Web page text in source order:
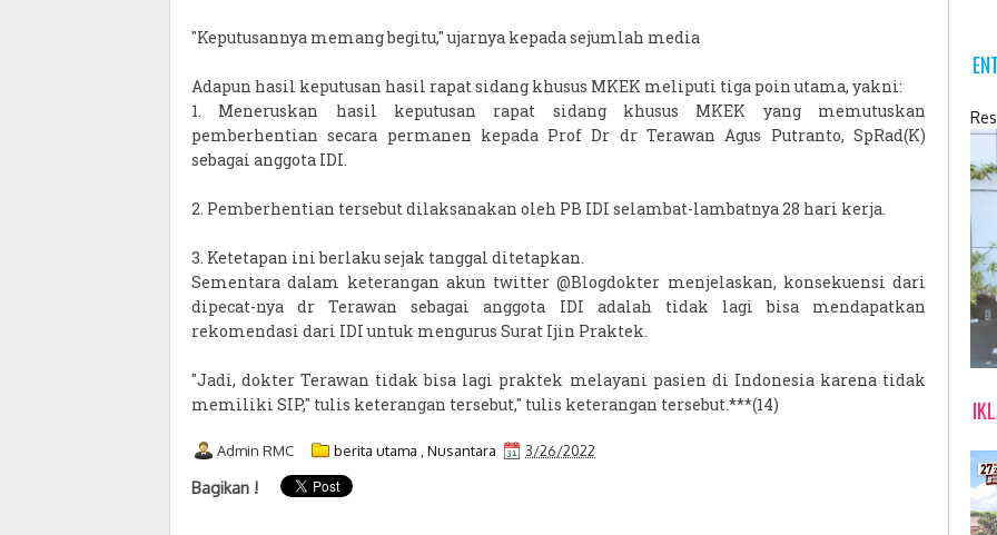
"Keputusannya memang begitu," ujarnya kepada sejumlah media
Adapun hasil keputusan hasil rapat sidang khusus MKEK meliputi tiga poin utama, yakni:
1. Meneruskan hasil keputusan rapat sidang khusus MKEK yang memutuskan
pemberhentian secara permanen kepada Prof Dr dr Terawan Agus Putranto, SpRad(K)
sebagai anggota IDI.
2. Pemberhentian tersebut dilaksanakan oleh PB IDI selambat-lambatnya 28 hari kerja.
3. Ketetapan ini berlaku sejak tanggal ditetapkan.
Sementara dalam keterangan akun twitter @Blogdokter menjelaskan, konsekuensi dari
dipecat-nya dr Terawan sebagai anggota IDI adalah tidak lagi bisa mendapatkan
rekomendasi dari IDI untuk mengurus Surat Ijin Praktek.
"Jadi, dokter Terawan tidak bisa lagi praktek melayani pasien di Indonesia karena tidak
memiliki SIP," tulis keterangan tersebut," tulis keterangan tersebut.***(14)
Admin RMC berita utama ,Nusantara 3/26/2022
Bagikan !